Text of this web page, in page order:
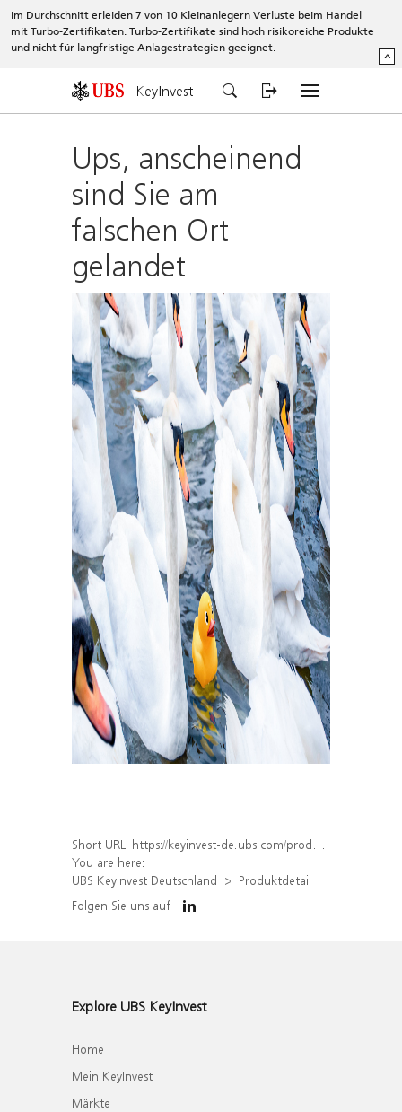
Im Durchschnitt erleiden 7 von 10 Kleinanlegern Verluste beim Handel
mit Turbo-Zertifikaten. Turbo-Zertifikate sind hoch risikoreiche Produkte
und nicht für langfristige Anlagestrategien geeignet.
^
KeyInvest
Ups, anscheinend
sind Sie am
falschen Ort
gelandet
Short URL: https://keyinvest-de.ubs.com/produkt/detail/index/isin/DE000WA8YPW6
You are here:
UBS KeyInvest Deutschland
Produktdetail
Folgen Sie uns auf
Explore UBS KeyInvest
Home
Mein KeyInvest
Märkte